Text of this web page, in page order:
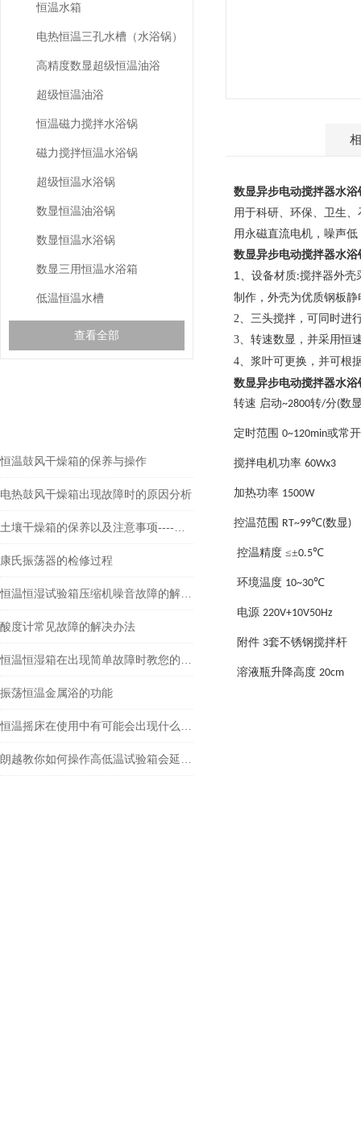
恒温水箱
电热恒温三孔水槽（水浴锅）
高精度数显超级恒温油浴
超级恒温油浴
恒温磁力搅拌水浴锅
磁力搅拌恒温水浴锅
超级恒温水浴锅
数显恒温油浴锅
数显恒温水浴锅
数显三用恒温水浴箱
低温恒温水槽
查看全部
恒温鼓风干燥箱的保养与操作
电热鼓风干燥箱出现故障时的原因分析
康氏振荡器的检修过程
酸度计常见故障的解决办法
振荡恒温金属浴的功能
数显异步电动搅拌器水浴
用于科研、环保、卫生
用永磁直流电机，噪声
数显异步电动搅拌器水浴
1、 设备材质:搅拌器外壳
制作，外壳为优质钢板
2、三头搅拌，可同时进
3、转速数显，并采用恒
4、浆叶可更换，并可根
数显异步电动搅拌器水浴
转速 启动~2800转/分(数
定时范围 0~120min或常开
搅拌电机功率 60Wx3
加热功率 1500W
控温范围 RT~99℃(数显 )
控温精度 ≤±0.5℃
环境温度 10~30℃
电源 220V+10V50Hz
附件 3套不锈钢搅拌杆
溶液瓶升降高度 20cm